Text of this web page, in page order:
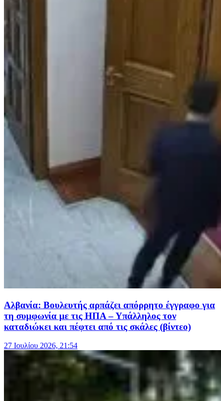
Αλβανία: Βουλευτής αρπάζει απόρρητο έγγραφο για
τη συμφωνία με τις ΗΠΑ – Υπάλληλος τον
καταδιώκει και πέφτει από τις σκάλες (βίντεο)
27 Ιουλίου 2026, 21:54